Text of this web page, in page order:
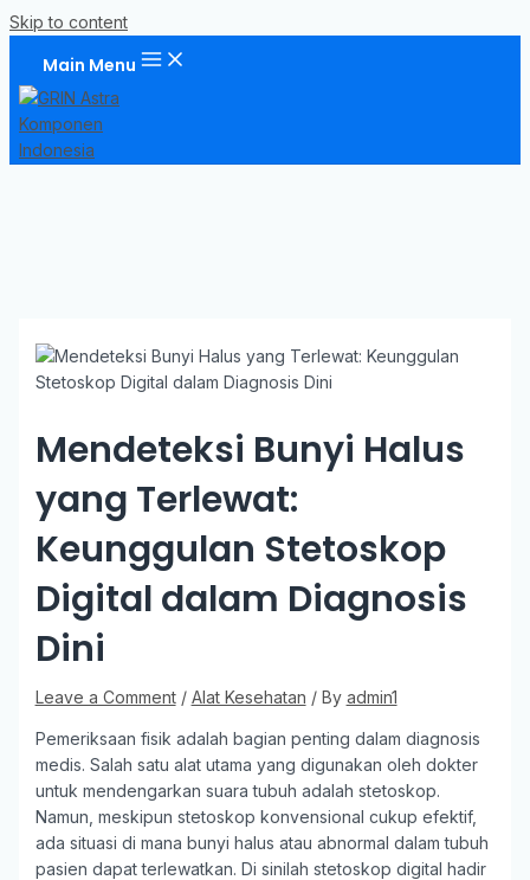
Skip to content
Main Menu
Mendeteksi Bunyi Halus
yang Terlewat:
Keunggulan Stetoskop
Digital dalam Diagnosis
Dini
Leave a Comment / Alat Kesehatan / By admin1
Pemeriksaan fisik adalah bagian penting dalam diagnosis
medis. Salah satu alat utama yang digunakan oleh dokter
untuk mendengarkan suara tubuh adalah stetoskop.
Namun, meskipun stetoskop konvensional cukup efektif,
ada situasi di mana bunyi halus atau abnormal dalam tubuh
pasien dapat terlewatkan. Di sinilah stetoskop digital hadir